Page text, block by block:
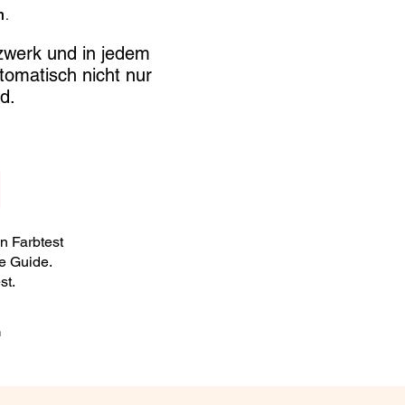
und in jedem
nicht nur
Farbtest
Guide.